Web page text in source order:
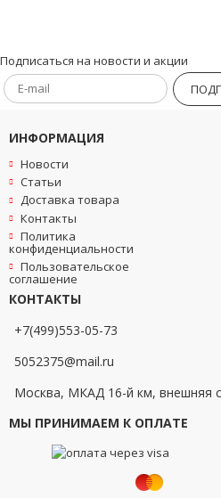
Подписаться на новости и акции
ИНФОРМАЦИЯ
Новости
Статьи
Доставка товара
Контакты
Политика
конфиденциальности
Пользовательское
соглашение
КОНТАКТЫ
+7(499)553-05-73
5052375@mail.ru
Москва, МКАД 16-й км, внешняя
МЫ ПРИНИМАЕМ К ОПЛАТЕ